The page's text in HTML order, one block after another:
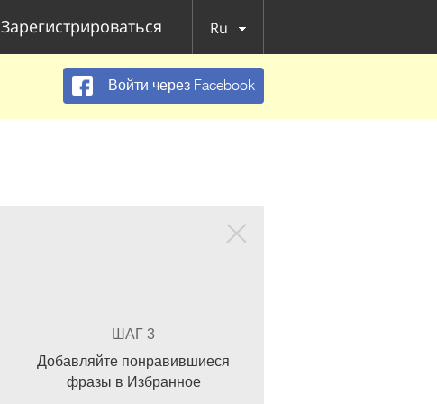
Зарегистрироваться Ru
Войти через Facebook
ШАГ 3
Добавляйте понравившиеся
фразы в Избранное